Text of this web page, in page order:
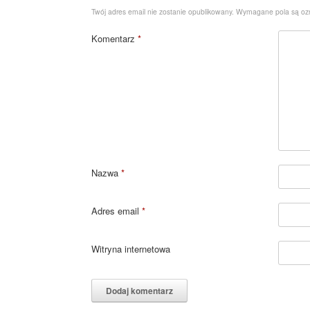
Twój adres email nie zostanie opublikowany. Wymagane pola są
Komentarz *
Nazwa *
Adres email *
Witryna internetowa